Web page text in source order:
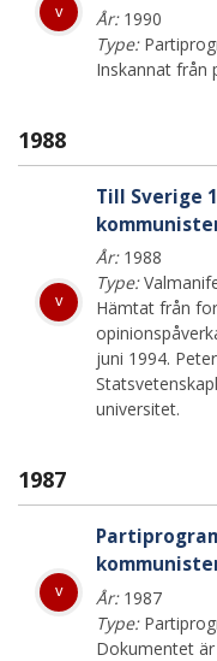
v År:1990
Type:
Inskannat från
1988
v
Till Sverige
År:1988
Type:
Hämtat från
juni 1994.
universitet.
1987
v År:1987
Type:
Dokumentet